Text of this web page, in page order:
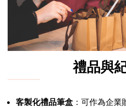
禮品與
客製化禮品筆盒 ：可作為企業